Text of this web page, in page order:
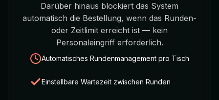
Darüber hinaus blockiert das System
automatisch die Bestellung, wenn das Runden-
oder Zeitlimit erreicht ist — kein
Personaleingriff erforderlich.
Automatisches Rundenmanagement pro Tisch
Einstellbare Wartezeit zwischen Runden